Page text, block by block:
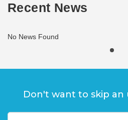
Recent News
No News Found
Don't want to skip an